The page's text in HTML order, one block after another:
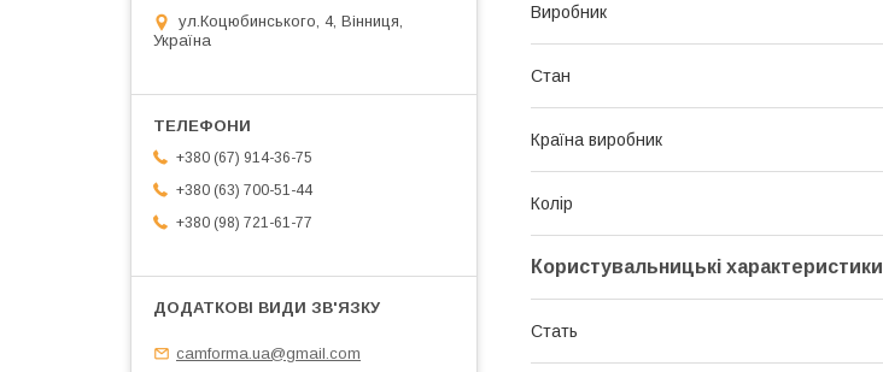
Виробник
Стан
Країна виробник
Колір
Користувальницькі характеристики
Стать
ул.Коцюбинського, 4, Вінниця,
Україна
+380 (67) 914-36-75
+380 (63) 700-51-44
+380 (98) 721-61-77
camforma.ua@gmail.com